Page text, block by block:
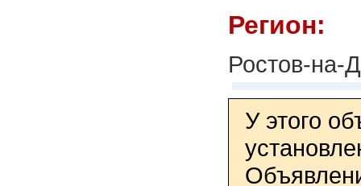
Регион:
Ростов-на-
У этого